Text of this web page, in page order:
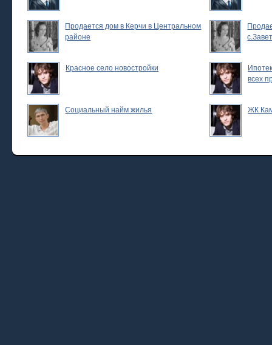
Продается дом в Керчи в Центральном
районе
Красное село новостройки
всех
Социальный найм жилья ЖК